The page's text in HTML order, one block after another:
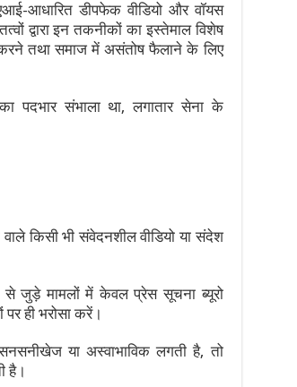
आधारित डीपफेक वीडियो और वॉयस
द्वारा इन तकनीकों का इस्तेमाल विशेष
करने तथा समाज में असंतोष फैलाने के लिए
पदभार संभाला था, लगातार सेना के
किसी भी संवेदनशील वीडियो या संदेश
से जुड़े मामलों में केवल प्रेस सूचना ब्यूरो
ही भरोसा करें।
या अस्वाभाविक लगती है, तो
है।